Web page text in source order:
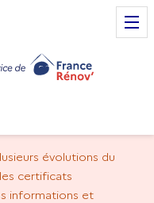
évolutions du
certificats
informations et